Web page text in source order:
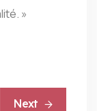
»
Next